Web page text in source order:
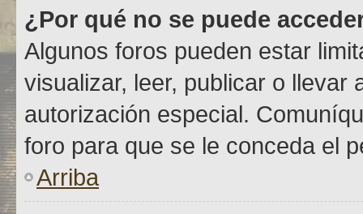
¿Por qué no se puede
Algunos foros pueden estar
visualizar, leer, publicar o llevar
autorización especial.
foro para que se le conceda el
Arriba